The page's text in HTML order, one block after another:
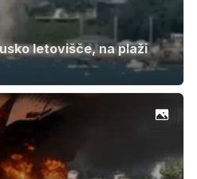
letovišče, na plaži